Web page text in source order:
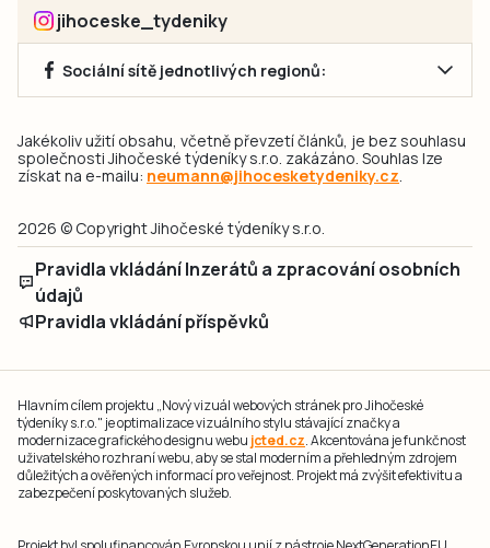
jihoceske_tydeniky
Sociální sítě jednotlivých regionů:
Jakékoliv užití obsahu, včetně převzetí článků, je bez souhlasu
společnosti Jihočeské týdeníky s.r.o. zakázáno. Souhlas lze
získat na e-mailu: neumann@jihocesketydeniky.cz.
2026 © Copyright Jihočeské týdeníky s.r.o.
Pravidla vkládání Inzerátů a zpracování osobních
údajů
Pravidla vkládání příspěvků
Hlavním cílem projektu „Nový vizuál webových stránek pro Jihočeské
týdeníky s.r.o." je optimalizace vizuálního stylu stávající značky a
modernizace grafického designu webu jcted.cz. Akcentována je funkčnost
uživatelského rozhraní webu, aby se stal moderním a přehledným zdrojem
důležitých a ověřených informací pro veřejnost. Projekt má zvýšit efektivitu a
zabezpečení poskytovaných služeb.